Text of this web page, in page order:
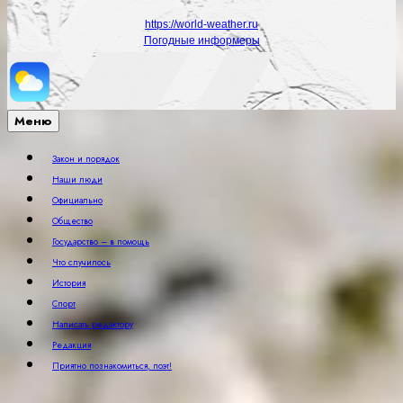
https://world-weather.ru
Погодные информеры
Меню
Закон и порядок
Наши люди
Официально
Общество
Государство – в помощь
Что случилось
История
Спорт
Написать редактору
Редакция
Приятно познакомиться, поэт!